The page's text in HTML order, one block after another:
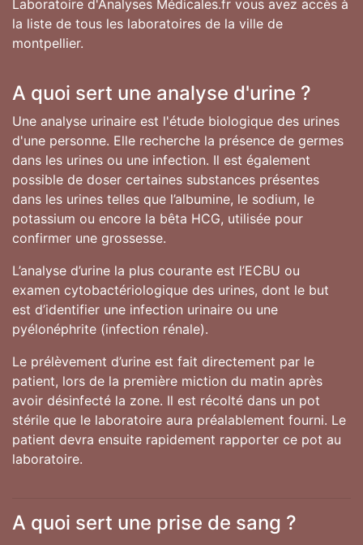
Laboratoire d'Analyses Médicales.fr vous avez accès à
la liste de tous les laboratoires de la ville de
montpellier.
A quoi sert une analyse d'urine ?
Une analyse urinaire est l'étude biologique des urines
d'une personne. Elle recherche la présence de germes
dans les urines ou une infection. Il est également
possible de doser certaines substances présentes
dans les urines telles que l’albumine, le sodium, le
potassium ou encore la bêta HCG, utilisée pour
confirmer une grossesse.
L’analyse d’urine la plus courante est l’ECBU ou
examen cytobactériologique des urines, dont le but
est d’identifier une infection urinaire ou une
pyélonéphrite (infection rénale).
Le prélèvement d’urine est fait directement par le
patient, lors de la première miction du matin après
avoir désinfecté la zone. Il est récolté dans un pot
stérile que le laboratoire aura préalablement fourni. Le
patient devra ensuite rapidement rapporter ce pot au
laboratoire.
A quoi sert une prise de sang ?